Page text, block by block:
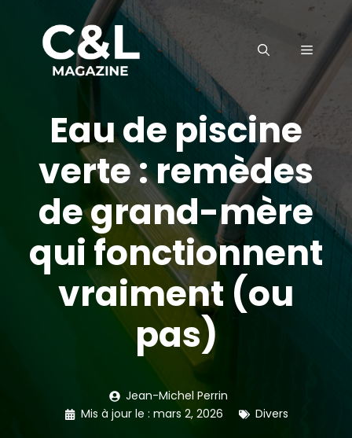
contenu
MENU
Eau de piscine
verte : remèdes
de grand-mère
qui fonctionnent
vraiment (ou
pas)
Jean-Michel Perrin
Mis à jour le : mars 2, 2026 Divers